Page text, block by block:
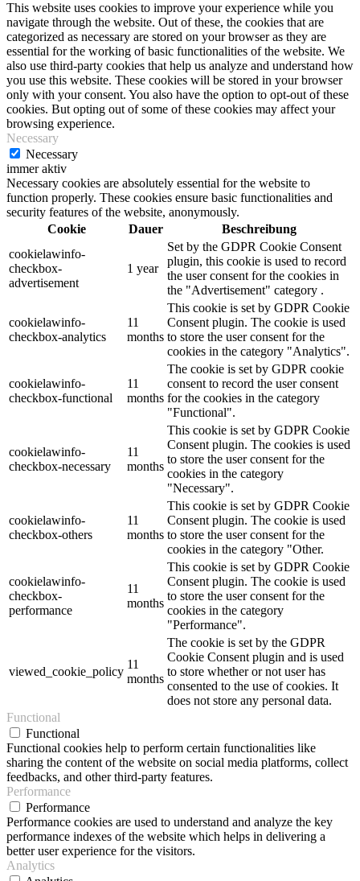
This website uses cookies to improve your experience while you
navigate through the website. Out of these, the cookies that are
categorized as necessary are stored on your browser as they are
essential for the working of basic functionalities of the website. We
also use third-party cookies that help us analyze and understand how
you use this website. These cookies will be stored in your browser
only with your consent. You also have the option to opt-out of these
cookies. But opting out of some of these cookies may affect your
browsing experience.
Necessary
Necessary
immer aktiv
Necessary cookies are absolutely essential for the website to
function properly. These cookies ensure basic functionalities and
security features of the website, anonymously.
Cookie
Dauer
Beschreibung
cookielawinfo-
checkbox-
advertisement
1 year
Set by the GDPR Cookie Consent
plugin, this cookie is used to record
the user consent for the cookies in
the "Advertisement" category .
cookielawinfo-
checkbox-analytics
11
months
This cookie is set by GDPR Cookie
Consent plugin. The cookie is used
to store the user consent for the
cookies in the category "Analytics".
cookielawinfo-
checkbox-functional
11
months
The cookie is set by GDPR cookie
consent to record the user consent
for the cookies in the category
"Functional".
cookielawinfo-
checkbox-necessary
11
months
This cookie is set by GDPR Cookie
Consent plugin. The cookies is used
to store the user consent for the
cookies in the category
"Necessary".
cookielawinfo-
checkbox-others
11
months
This cookie is set by GDPR Cookie
Consent plugin. The cookie is used
to store the user consent for the
cookies in the category "Other.
cookielawinfo-
checkbox-
performance
11
months
This cookie is set by GDPR Cookie
Consent plugin. The cookie is used
to store the user consent for the
cookies in the category
"Performance".
viewed_cookie_policy
11
months
The cookie is set by the GDPR
Cookie Consent plugin and is used
to store whether or not user has
consented to the use of cookies. It
does not store any personal data.
Functional
Functional
Functional cookies help to perform certain functionalities like
sharing the content of the website on social media platforms, collect
feedbacks, and other third-party features.
Performance
Performance
Performance cookies are used to understand and analyze the key
performance indexes of the website which helps in delivering a
better user experience for the visitors.
Analytics